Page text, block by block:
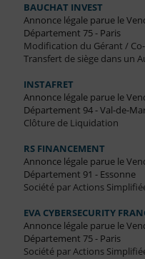
BAUCHAT INVEST
Annonce légale parue le
Département 75 - Paris
Modification du Gérant /
Transfert de siège dans un
INSTAFRET
Annonce légale parue le
Département 94 - Val-de-
Clôture de Liquidation
RS FINANCEMENT
Annonce légale parue le
Département 91 - Essonne
Société par Actions
EVA CYBERSECURITY
Annonce légale parue le
Département 75 - Paris
Société par Actions